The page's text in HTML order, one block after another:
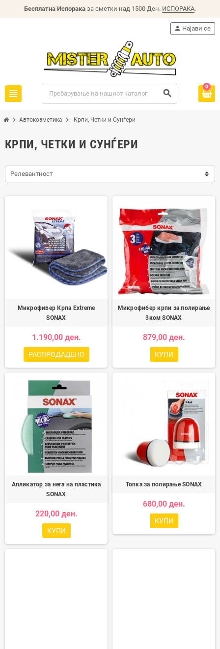
Бесплатна Испорака за сметки над 1500 Ден. ИСПОРАКА.
view_headline search
person Најави се
0
chevron_right Автокозметика chevron_right Крпи, Четки и Сунѓери
КРПИ, ЧЕТКИ И СУНЃЕРИ
Релевантност
Микрофивер Крпа Extreme
SONAX
1.190,00 ден.
РАСПРОДАДЕНО
Микрофибер крпи за полирање
3ком SONAX
879,00 ден.
КУПИ
Апликатор за нега на пластика
SONAX
220,00 ден.
КУПИ
Топка за полирање SONAX
680,00 ден.
КУПИ